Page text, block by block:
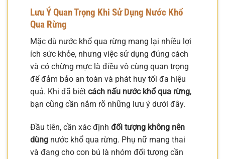
Lưu Ý Quan Trọng Khi Sử Dụng Nước Khổ
Qua Rừng
Mặc dù nước khổ qua rừng mang lại nhiều lợi
ích sức khỏe, nhưng việc sử dụng đúng cách
và có chừng mực là điều vô cùng quan trọng
để đảm bảo an toàn và phát huy tối đa hiệu
quả. Khi đã biết cách nấu nước khổ qua rừng,
bạn cũng cần nắm rõ những lưu ý dưới đây.
Đầu tiên, cần xác định đối tượng không nên
dùng nước khổ qua rừng. Phụ nữ mang thai
và đang cho con bú là nhóm đối tượng cần